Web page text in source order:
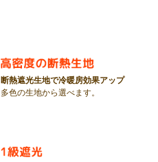
断熱遮光生地で冷暖房効果アップ
多色の生地から選べます。